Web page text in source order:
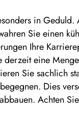
in
Sie einen
Ihre
derzeit eine
Sie sachlich
Dies
Achten